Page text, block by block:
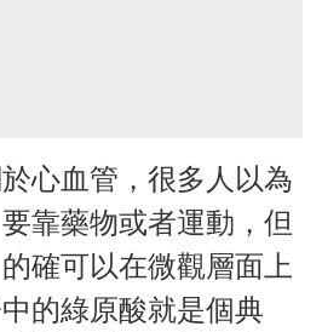
心血管，很多人以為
靠藥物或者運動，但
確可以在微觀層面上
的綠原酸就是個典